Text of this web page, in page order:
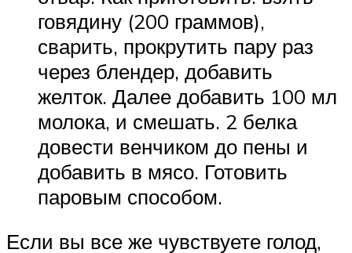
говядину (200 граммов),
сварить, прокрутить пару раз
через блендер, добавить
желток. Далее добавить 100 мл
молока, и смешать. 2 белка
довести венчиком до пены и
добавить в мясо. Готовить
паровым способом.
Если вы все же чувствуете голод,